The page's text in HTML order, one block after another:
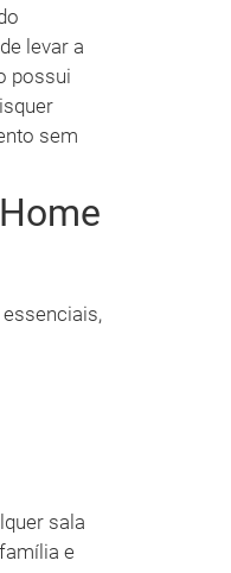
levar a
possui
sem
sala
e